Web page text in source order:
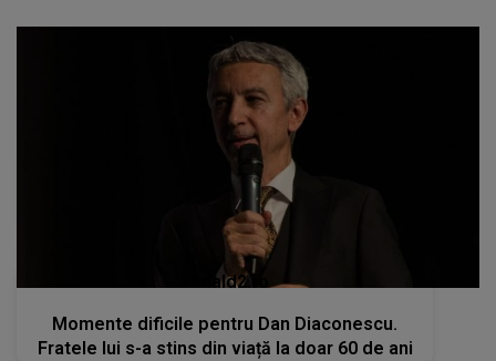
Momente dificile pentru Dan Diaconescu.
Fratele lui s-a stins din viață la doar 60 de ani